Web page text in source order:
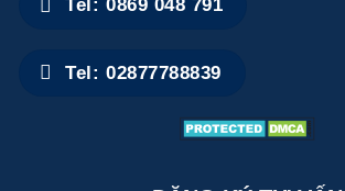
Tel: 0869 048 791
Tel: 02877788839